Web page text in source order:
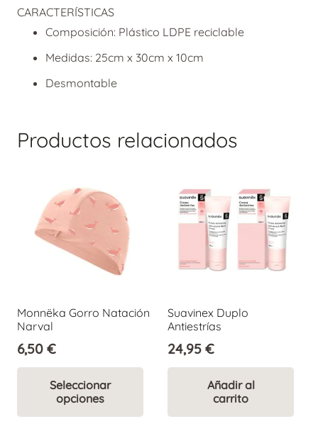
CARACTERÍSTICAS
Composición: Plástico LDPE reciclable
Medidas: 25cm x 30cm x 10cm
Desmontable
Productos relacionados
Monnëka Gorro Natación
Narval
6,50 €
Seleccionar
opciones
Este
Suavinex Duplo
Antiestrías
24,95 €
Añadir al
carrito